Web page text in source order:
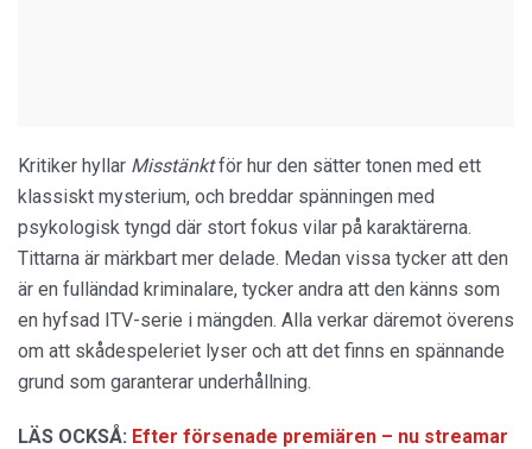
Kritiker hyllar Misstänktför hur den sätter tonen med ett
klassiskt mysterium, och breddar spänningen med
psykologisk tyngd där stort fokus vilar på karaktärerna.
Tittarna är märkbart mer delade. Medan vissa tycker att den
är en fulländad kriminalare, tycker andra att den känns som
en hyfsad ITV-serie i mängden. Alla verkar däremot överens
om att skådespeleriet lyser och att det finns en spännande
grund som garanterar underhållning.
LÄS OCKSÅ: Efter försenade premiären – nu streamar